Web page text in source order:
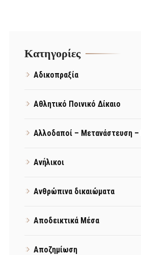
Kατηγορίες
Αδικοπραξία
Αθλητικό Ποινικό Δίκαιο
Αλλοδαποί – Μετανάστευση –
Ανήλικοι
Ανθρώπινα δικαιώματα
Αποδεικτικά Μέσα
Αποζημίωση